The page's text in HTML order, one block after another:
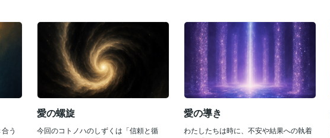
空
たわ
まり
瞬間
ず
と
光であった今までも そしてこれから
も〜コトノハのしずく〜もしあなたが
「本当の自分を取り戻したい」「内側か
ら整えたい」そう感じているのなら、光
へ還る道を共に歩ませていただけたらこ
の上ない喜びです♪《光は今日もあなた
と共にあります。》
た。〜〜〜比べなくていいわたしは わ
たしを懸命に生きてきた生命はいつも支
えてくれていただから いま ここにい
る大丈夫これからも わたしの物語を生
命と共に歩いていけるわたし達は誰で
も、誰かの光になる可能性を持っていま
す。まずは自分自身を大切にすることか
ら、すべては始まっていくのだと思いま
す。《光は今日もあなたと共にありま
す。》
う
愛の螺旋
今回のコトノハのしずくは「信頼と循
愛の導き
わたしたちは時に、不安や結果への執着